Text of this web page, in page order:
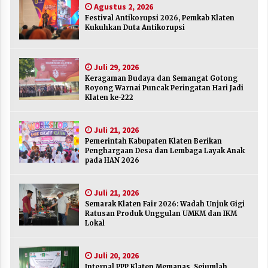
Agustus 2, 2026
Juli 29, 2026
Pemerintah Kabupaten Klaten Berikan
Juli 21, 2026
Semarak Klaten Fair 2026: Wadah Unjuk Gigi
Ratusan Produk Unggulan UMKM dan IKM
Internal PPP Klaten Memanas, Sejumlah Ketua
PAC Nyatakan Mundur Massal
Merayakan Sekolah sebagai Rumah Kedua
Agustus 2, 2026
Festival Antikorupsi 2026, Pemkab Klaten
Kukuhkan Duta Antikorupsi
Juli 29, 2026
Keragaman Budaya dan Semangat Gotong
Royong Warnai Puncak Peringatan Hari Jadi
Klaten ke-222
Juli 21, 2026
Pemerintah Kabupaten Klaten Berikan
Penghargaan Desa dan Lembaga Layak Anak
pada HAN 2026
Juli 21, 2026
Semarak Klaten Fair 2026: Wadah Unjuk Gigi
Ratusan Produk Unggulan UMKM dan IKM
Lokal
Juli 20, 2026